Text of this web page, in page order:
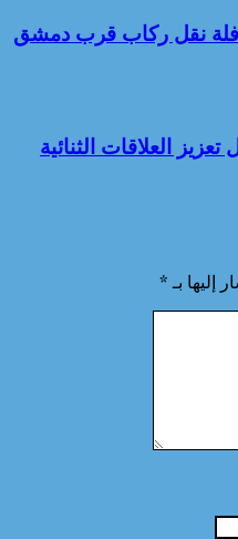
نقل ركاب قرب دمشق
العلاقات الثنائية
إليها بـ *